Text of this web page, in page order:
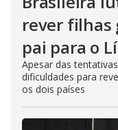
rever filhas
pai para o
Apesar das
dificuldades para
os dois países